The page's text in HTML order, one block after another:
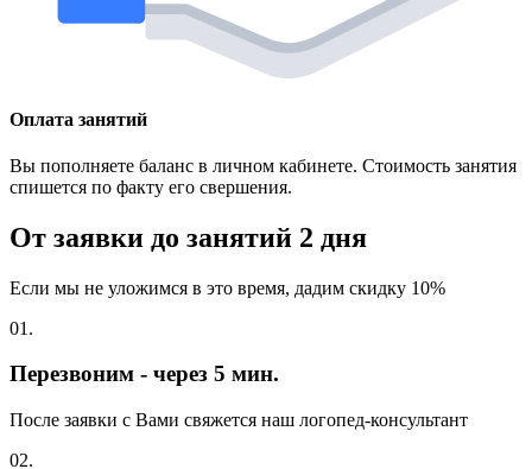
Оплата занятий
Вы пополняете баланс в личном кабинете. Стоимость занятия
спишется по факту его свершения.
От заявки до занятий 2 дня
Если мы не уложимся в это время, дадим скидку 10%
01.
Перезвоним - через 5 мин.
После заявки с Вами свяжется наш логопед-консультант
02.